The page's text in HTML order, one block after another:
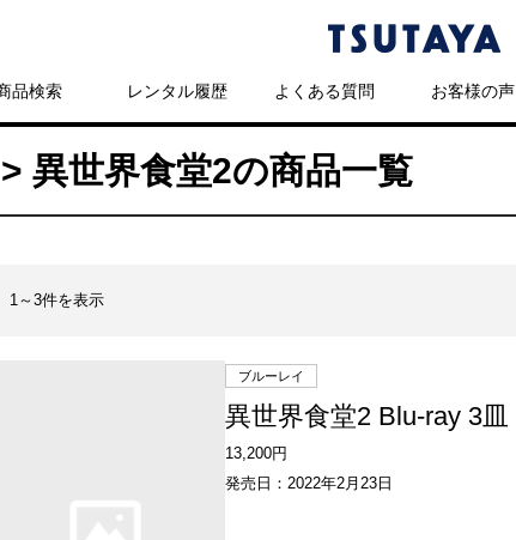
品検索 レンタル履歴 よくある質問 お客様の声
異世界食堂2の商品一覧
1～3件を表示
ブルーレイ
異世界食堂2 Blu-ray 3皿
13,200円
発売日：2022年2月23日